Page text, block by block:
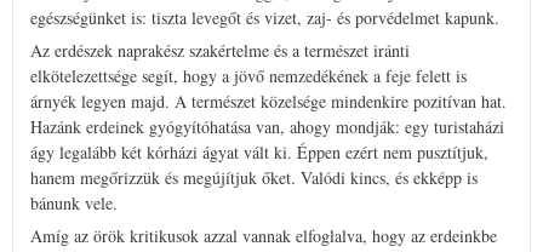
egészségünket is: tiszta levegőt és vizet, zaj- és porvédelmet kapunk.
Az erdészek naprakész szakértelme és a természet iránti
elkötelezettsége segít, hogy a jövő nemzedékének a feje felett is
árnyék legyen majd. A természet közelsége mindenkire pozitívan hat.
Hazánk erdeinek gyógyítóhatása van, ahogy mondják: egy turistaházi
ágy legalább két kórházi ágyat vált ki. Éppen ezért nem pusztítjuk,
hanem megőrizzük és megújítjuk őket. Valódi kincs, és ekképp is
bánunk vele.
Amíg az örök kritikusok azzal vannak elfoglalva, hogy az erdeinkbe